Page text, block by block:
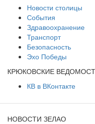
Новости столицы
События
Здравоохранение
Транспорт
Безопасность
Эхо Победы
КРЮКОВСКИЕ
КВ в ВКонтакте
НОВОСТИ ЗЕЛАО